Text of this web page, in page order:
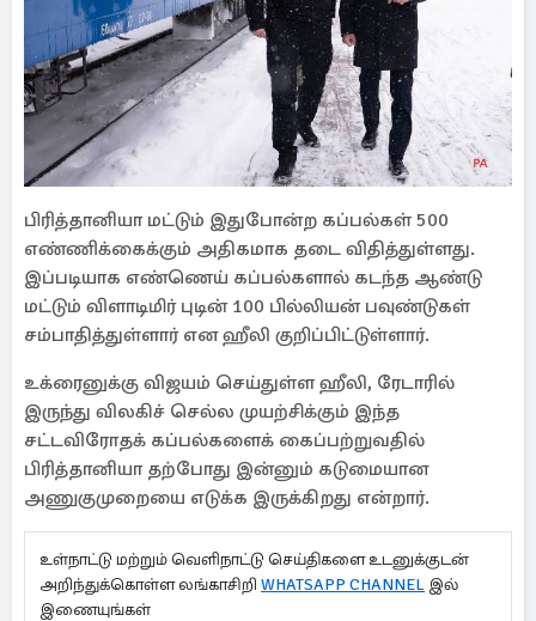
பிரித்தானியா மட்டும் இதுபோன்ற கப்பல்கள் 500
எண்ணிக்கைக்கும் அதிகமாக தடை விதித்துள்ளது.
இப்படியாக எண்ணெய் கப்பல்களால் கடந்த ஆண்டு
மட்டும் விளாடிமிர் புடின் 100 பில்லியன் பவுண்டுகள்
சம்பாதித்துள்ளார் என ஹீலி குறிப்பிட்டுள்ளார்.
உக்ரைனுக்கு விஜயம் செய்துள்ள ஹீலி, ரேடாரில்
இருந்து விலகிச் செல்ல முயற்சிக்கும் இந்த
சட்டவிரோதக் கப்பல்களைக் கைப்பற்றுவதில்
பிரித்தானியா தற்போது இன்னும் கடுமையான
அணுகுமுறையை எடுக்க இருக்கிறது என்றார்.
உள்நாட்டு மற்றும் வெளிநாட்டு செய்திகளை உடனுக்குடன்
அறிந்துக்கொள்ள லங்காசிறி WHATSAPP CHANNEL இல்
இணையுங்கள்